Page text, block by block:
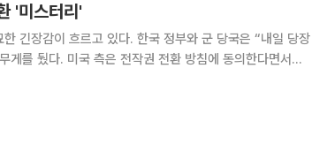
'미스터리'
긴장감이 흐르고 있다. 한국 정부와 군 당국은 “내일 당장
게를 뒀다. 미국 측은 전작권 전환 방침에 동의한다면서도
“미군 계획과 균형을 찾아